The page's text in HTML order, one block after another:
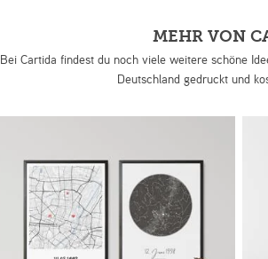
MEHR VON
Bei Cartida findest du noch viele weitere schöne
Deutschland gedruckt und